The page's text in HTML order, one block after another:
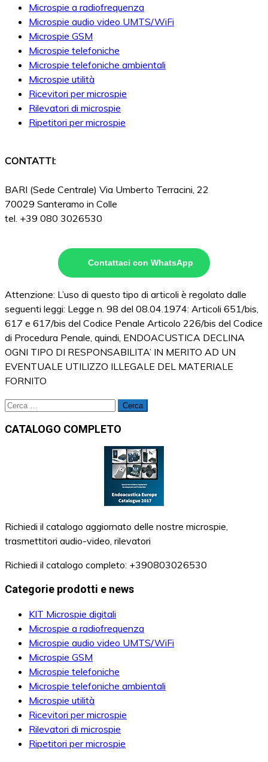
Microspie a radiofrequenza
Microspie audio video UMTS/WiFi
Microspie GSM
Microspie telefoniche
Microspie telefoniche ambientali
Microspie utilità
Ricevitori per microspie
Rilevatori di microspie
Ripetitori per microspie
CONTATTI:
BARI (Sede Centrale) Via Umberto Terracini, 22
70029 Santeramo in Colle
tel. +39 080 3026530
Contattaci con WhatsApp
Attenzione: L’uso di questo tipo di articoli è regolato dalle
seguenti leggi: Legge n. 98 del 08.04.1974: Articoli 651/bis,
617 e 617/bis del Codice Penale Articolo 226/bis del Codice
di Procedura Penale, quindi, ENDOACUSTICA DECLINA
OGNI TIPO DI RESPONSABILITA’ IN MERITO AD UN
EVENTUALE UTILIZZO ILLEGALE DEL MATERIALE
FORNITO
Ricerca
CATALOGO COMPLETO
Richiedi il catalogo aggiornato delle nostre microspie,
trasmettitori audio-video, rilevatori
Richiedi il catalogo completo: +390803026530
Categorie prodotti e news
KIT Microspie digitali
Microspie a radiofrequenza
Microspie audio video UMTS/WiFi
Microspie GSM
Microspie telefoniche
Microspie telefoniche ambientali
Microspie utilità
Ricevitori per microspie
Rilevatori di microspie
Ripetitori per microspie